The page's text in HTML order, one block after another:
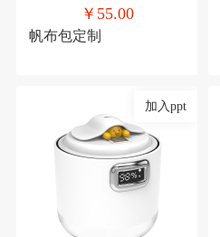
￥55.00
帆布包定制
加入ppt